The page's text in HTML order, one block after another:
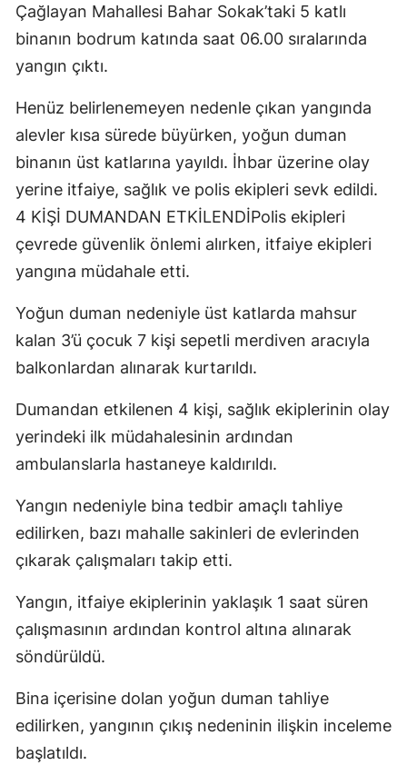
Elazığ
Erzurum
Eskişehir
Gaziantep
Giresun
Gümüşhane
Mersin
İstanbul
Kars
Kırklareli
Kocaeli
Konya
Çağlayan Mahallesi Bahar Sokak’taki 5 katlı
binanın bodrum katında saat 06.00 sıralarında
yangın çıktı.
Henüz belirlenemeyen nedenle çıkan yangında
alevler kısa sürede büyürken, yoğun duman
binanın üst katlarına yayıldı. İhbar üzerine olay
yerine itfaiye, sağlık ve polis ekipleri sevk edildi.
4 KİŞİ DUMANDAN ETKİLENDİPolis ekipleri
çevrede güvenlik önlemi alırken, itfaiye ekipleri
yangına müdahale etti.
Yoğun duman nedeniyle üst katlarda mahsur
kalan 3’ü çocuk 7 kişi sepetli merdiven aracıyla
balkonlardan alınarak kurtarıldı.
Dumandan etkilenen 4 kişi, sağlık ekiplerinin olay
yerindeki ilk müdahalesinin ardından
ambulanslarla hastaneye kaldırıldı.
Yangın nedeniyle bina tedbir amaçlı tahliye
edilirken, bazı mahalle sakinleri de evlerinden
çıkarak çalışmaları takip etti.
Yangın, itfaiye ekiplerinin yaklaşık 1 saat süren
çalışmasının ardından kontrol altına alınarak
söndürüldü.
Bina içerisine dolan yoğun duman tahliye
edilirken, yangının çıkış nedeninin ilişkin inceleme
başlatıldı.